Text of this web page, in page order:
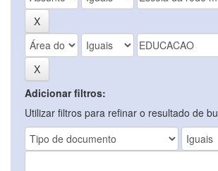
Adicionar filtros:
Utilizar filtros para refinar o resultado de